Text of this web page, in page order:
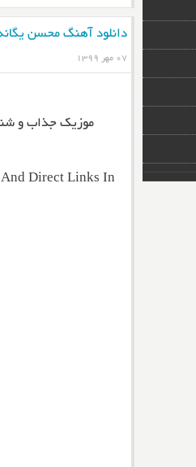
دانلود آهنگ محسن
۰۷ مهر ۱۳۹۹
موزیک جذاب و
Direct Links In